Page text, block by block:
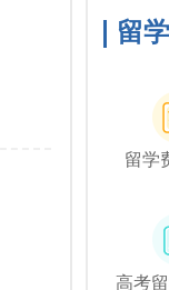
留
留学
高考